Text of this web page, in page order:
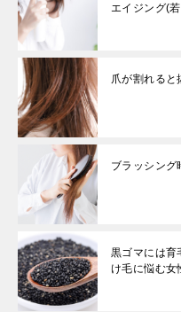
エイジング(
爪が割れると
ブラッシング
黒ゴマには育
け毛に悩む女